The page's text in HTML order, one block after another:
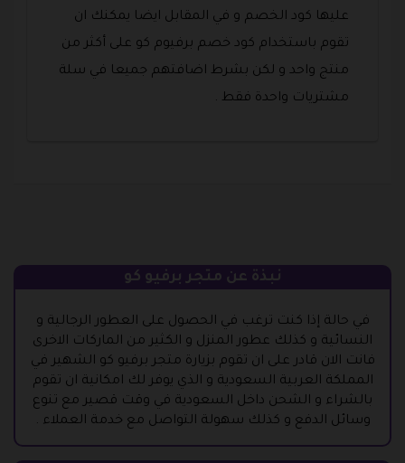
عليها كود الخصم و في المقابل ايضا يمكنك ان
تقوم باستخدام كود خصم برفيوم كو على أكثر من
منتج واحد و لكن بشرط اضافتهم جميعا في سلة
مشتريات واحدة فقط .
نبذة عن متجر برفيو كو
في حالة إذا كنت ترغب في الحصول على العطور الرجالية و
النسائية و كذلك عطور المنزل و الكثير من الماركات الاخرى
فانت الان قادر على ان تقوم بزيارة متجر برفيو كو الشهير في
المملكة العربية السعودية و الذي يوفر لك امكانية ان تقوم
بالشراء و الشحن داخل السعودية في وقت قصير مع تنوع
وسائل الدفع و كذلك سهولة التواصل مع خدمة العملاء .